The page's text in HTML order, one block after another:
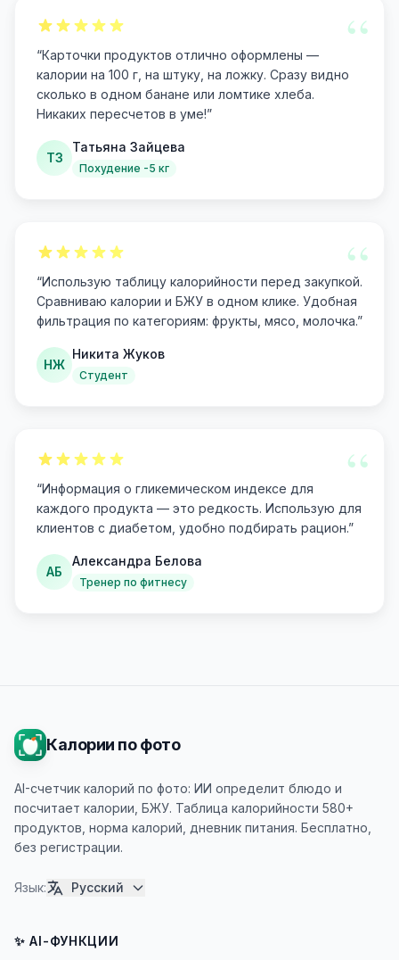
“
“Карточки продуктов отлично оформлены —
калории на 100 г, на штуку, на ложку. Сразу видно
сколько в одном банане или ломтике хлеба.
Никаких пересчетов в уме!”
ТЗ
Татьяна Зайцева
Похудение -5 кг
“
“Использую таблицу калорийности перед закупкой.
Сравниваю калории и БЖУ в одном клике. Удобная
фильтрация по категориям: фрукты, мясо, молочка.”
НЖ
Никита Жуков
Студент
“
“Информация о гликемическом индексе для
каждого продукта — это редкость. Использую для
клиентов с диабетом, удобно подбирать рацион.”
АБ
Александра Белова
Тренер по фитнесу
Калории по фото
AI-счетчик калорий по фото: ИИ определит блюдо и
посчитает калории, БЖУ. Таблица калорийности 580+
продуктов, норма калорий, дневник питания. Бесплатно,
без регистрации.
Язык: Русский
✨ AI-ФУНКЦИИ